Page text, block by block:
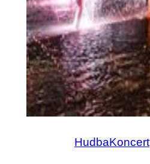
HudbaKoncert